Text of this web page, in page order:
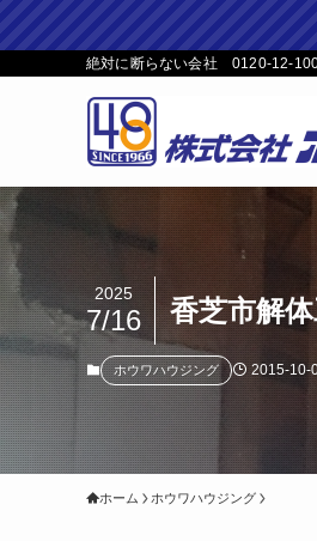
絶対に断らない会社 0120-12-
香芝市解
2025
7/16
ホウワハウジング 2015-10-
ホーム ホウワハウジング